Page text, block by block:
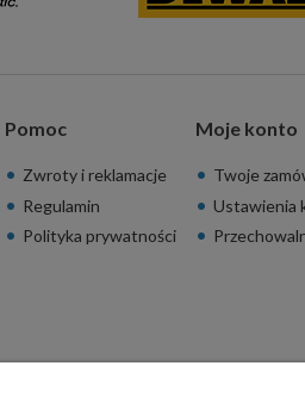
Pomoc
Zwroty i reklamacje
Regulamin
Polityka prywatności
Moje konto
Twoje
Ustawienia